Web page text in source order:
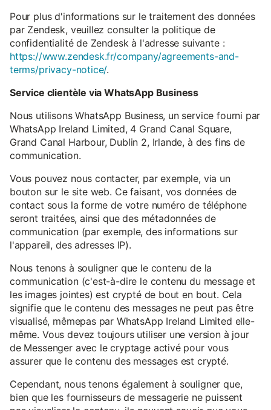
Pour plus d'informations sur le traitement des données
par Zendesk, veuillez consulter la politique de
confidentialité de Zendesk à l'adresse suivante :
https://www.zendesk.fr/company/agreements-and-
terms/privacy-notice/.
Service clientèle via WhatsApp Business
Nous utilisons WhatsApp Business, un service fourni par
WhatsApp Ireland Limited, 4 Grand Canal Square,
Grand Canal Harbour, Dublin 2, Irlande, à des fins de
communication.
Vous pouvez nous contacter, par exemple, via un
bouton sur le site web. Ce faisant, vos données de
contact sous la forme de votre numéro de téléphone
seront traitées, ainsi que des métadonnées de
communication (par exemple, des informations sur
l'appareil, des adresses IP).
Nous tenons à souligner que le contenu de la
communication (c'est-à-dire le contenu du message et
les images jointes) est crypté de bout en bout. Cela
signifie que le contenu des messages ne peut pas être
visualisé, mêmepas par WhatsApp Ireland Limited elle-
même. Vous devez toujours utiliser une version à jour
de Messenger avec le cryptage activé pour vous
assurer que le contenu des messages est crypté.
Cependant, nous tenons également à souligner que,
bien que les fournisseurs de messagerie ne puissent